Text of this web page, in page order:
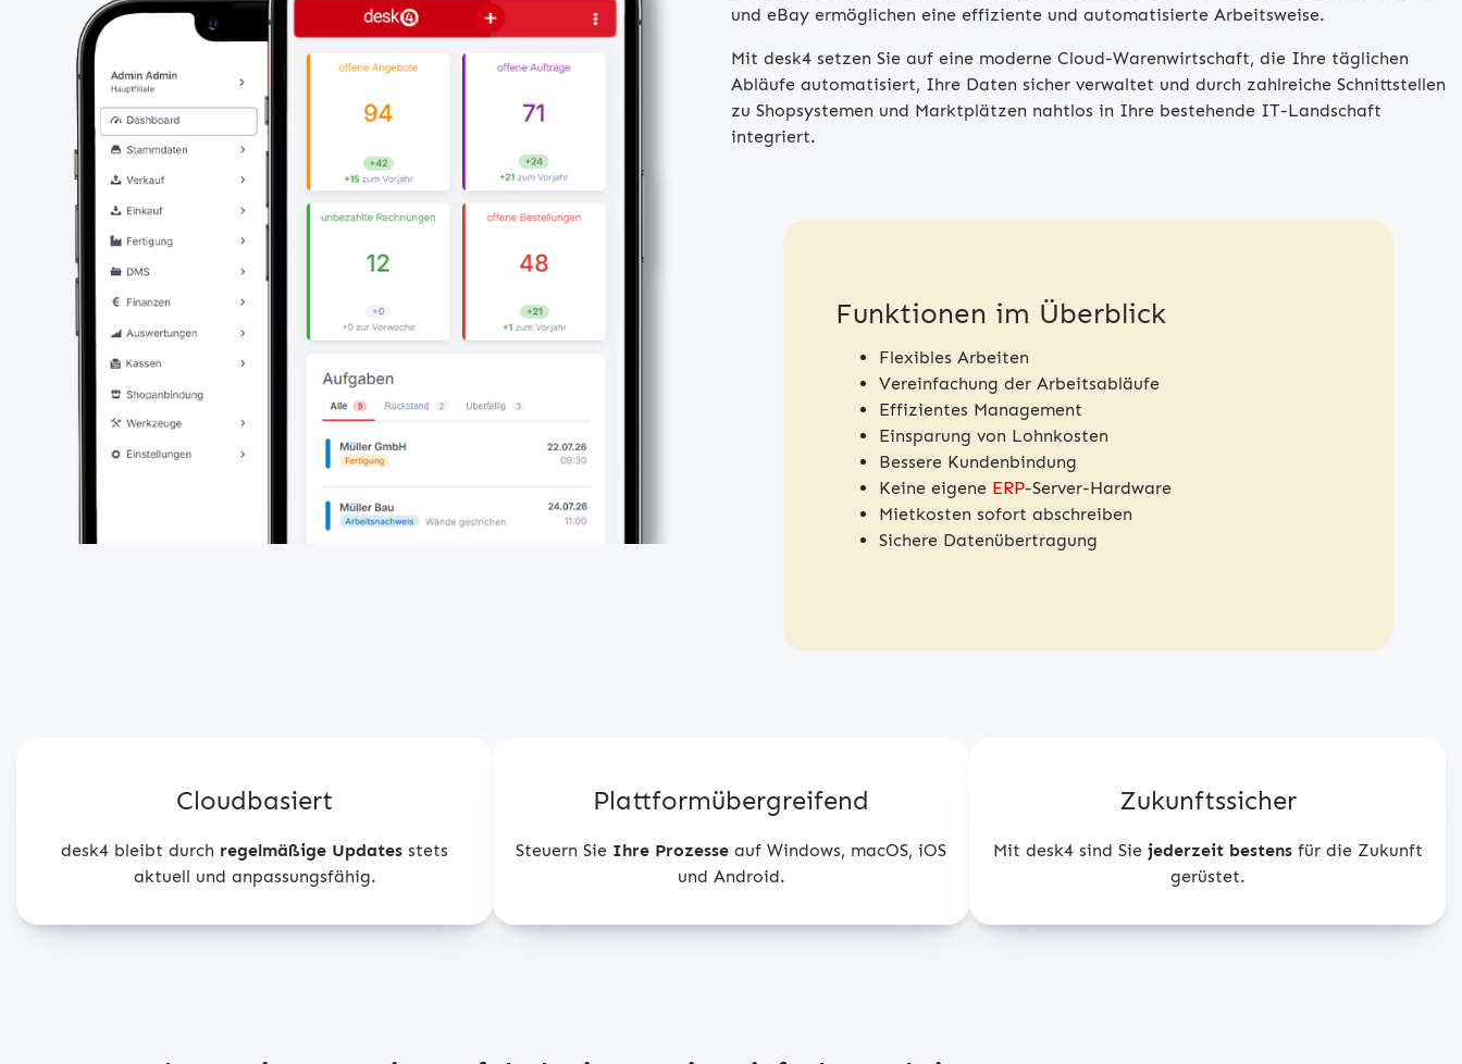
und eBay ermöglichen eine effiziente und automatisierte Arbeitsweise.
Mit desk4 setzen Sie auf eine moderne Cloud-Warenwirtschaft, die Ihre täglichen
Abläufe automatisiert, Ihre Daten sicher verwaltet und durch zahlreiche Schnittstellen
zu Shopsystemen und Marktplätzen nahtlos in Ihre bestehende IT-Landschaft
integriert.
Funktionen im Überblick
Flexibles Arbeiten
Vereinfachung der Arbeitsabläufe
Effizientes Management
Einsparung von Lohnkosten
Bessere Kundenbindung
Keine eigene ERP-Server-Hardware
Mietkosten sofort abschreiben
Sichere Datenübertragung
Cloudbasiert
desk4 bleibt durch regelmäßige Updates stets
aktuell und anpassungsfähig.
Plattformübergreifend
Steuern Sie Ihre Prozesse auf Windows, macOS, iOS
und Android.
Zukunftssicher
Mit desk4 sind Sie jederzeit bestens für die Zukunft
gerüstet.